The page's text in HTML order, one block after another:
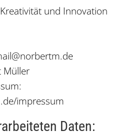
und Innovation
Müller
impressum
Daten: